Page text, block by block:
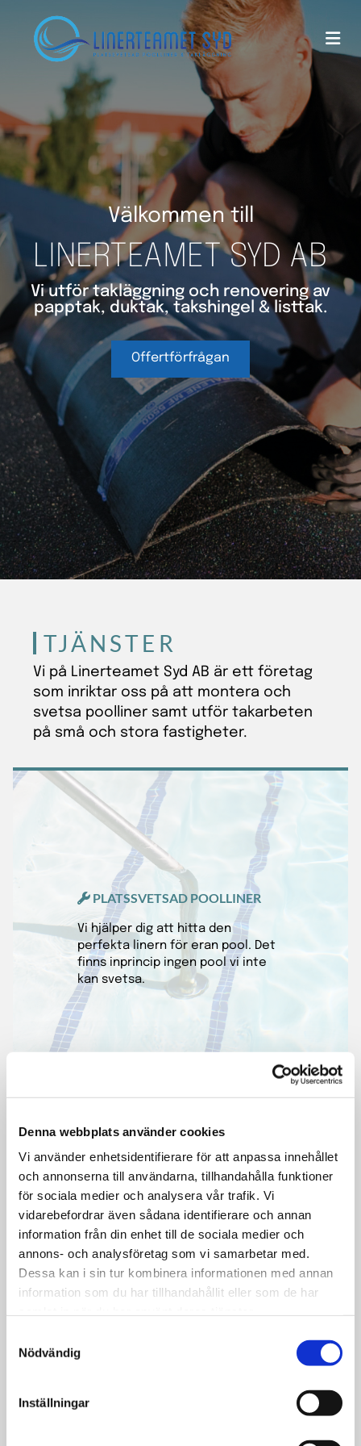
Denna webbplats använder cookies
Vi använder enhetsidentifierare för att anpassa innehållet
och annonserna till användarna, tillhandahålla funktioner
för sociala medier och analysera vår trafik. Vi
vidarebefordrar även sådana identifierare och annan
information från din enhet till de sociala medier och
annons- och analysföretag som vi samarbetar med.
Dessa kan i sin tur kombinera informationen med annan
information som du har tillhandahållit eller som de har
Nödvändig
Inställningar
Välkommen till
LINERTEAMET SYD AB
Vi utför takläggning och renovering av
papptak, duktak, takshingel & listtak.
Offertförfrågan
TJÄNSTER
Vi på Linerteamet Syd AB är ett företag
som inriktar oss på att montera och
svetsa poolliner samt utför takarbeten
på små och stora fastigheter.
 PLATSSVETSAD POOLLINER
Vi hjälper dig att hitta den
perfekta linern för eran pool. Det
finns inprincip ingen pool vi inte
kan svetsa.
TAKARBETEN
Vi utför kompletta taklösninger
för ditt hem. Både för små och